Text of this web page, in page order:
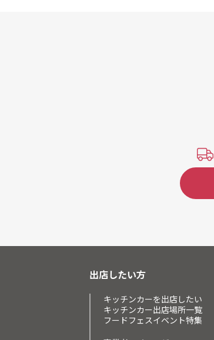
出店したい方
キッチンカーを出店したい
キッチンカー出店場所一覧
フードフェスイベント特集